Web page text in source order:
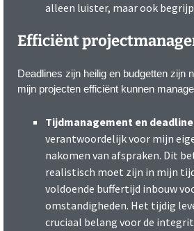
alleen luister, maar ook
Efficiënt
Deadlines zijn heilig en budgetten zijn
mijn projecten efficiënt kunnen
Tijdmanagement en
verantwoordelijk voor mijn
nakomen van afspraken. Dit
realistisch moet zijn in mijn
voldoende buffertijd inbouw
omstandigheden. Het tijdig
cruciaal belang voor de